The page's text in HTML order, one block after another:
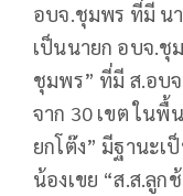
อบจ.ชุมพร ที่มี น
เป็นนายก อบจ.ชุ
ชุมพร” ที่มี ส.อบจ
จาก 30 เขต ในพื้
ยกโต๊ง” มีฐานะเ
น้องเขย “ส.ส.ลูก